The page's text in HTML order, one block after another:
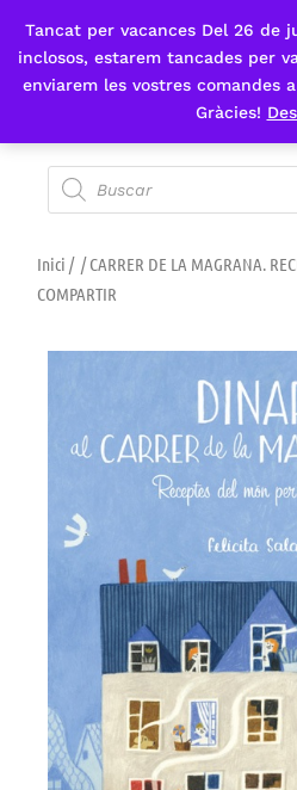
Tancat per vacances Del 26 de
inclosos, estarem tancades per
enviarem les vostres comandes
Gràcies!
Fes-te'n sòcia
Inici / / CARRER DE LA MAGRANA.
COMPARTIR